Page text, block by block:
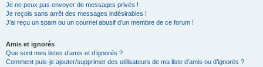
Je ne peux pas envoyer de messages privés !
Je reçois sans arrêt des messages indésirables !
J’ai reçu un spam ou un courriel abusif d’un membre de ce forum !
Amis et ignorés
Que sont mes listes d’amis et d’ignorés ?
Comment puis-je ajouter/supprimer des utilisateurs de ma liste d’amis ou d’ignorés ?